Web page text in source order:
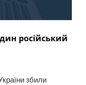
російський
збили